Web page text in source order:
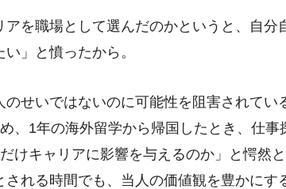
アを職場として選んだのかというと、自
」と憤ったから。
せいではないのに可能性を阻害されて
、1年の海外留学から帰国したとき、仕
けキャリアに影響を与えるのか」と愕然
される時間でも、当人の価値観を豊かに